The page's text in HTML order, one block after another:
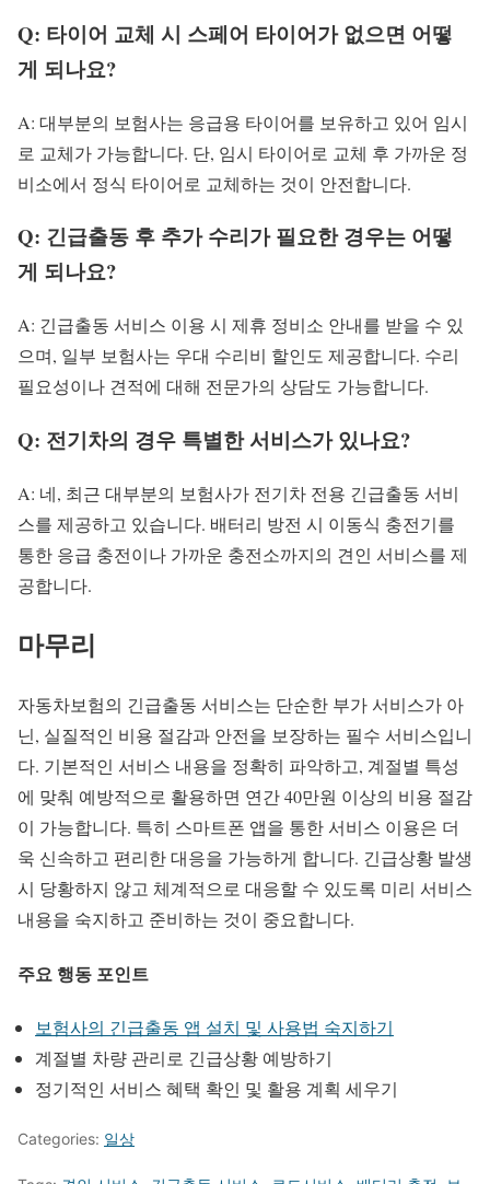
Q: 타이어 교체 시 스페어 타이어가 없으면 어떻
게 되나요?
A: 대부분의 보험사는 응급용 타이어를 보유하고 있어 임시
로 교체가 가능합니다. 단, 임시 타이어로 교체 후 가까운 정
비소에서 정식 타이어로 교체하는 것이 안전합니다.
Q: 긴급출동 후 추가 수리가 필요한 경우는 어떻
게 되나요?
A: 긴급출동 서비스 이용 시 제휴 정비소 안내를 받을 수 있
으며, 일부 보험사는 우대 수리비 할인도 제공합니다. 수리
필요성이나 견적에 대해 전문가의 상담도 가능합니다.
Q: 전기차의 경우 특별한 서비스가 있나요?
A: 네, 최근 대부분의 보험사가 전기차 전용 긴급출동 서비
스를 제공하고 있습니다. 배터리 방전 시 이동식 충전기를
통한 응급 충전이나 가까운 충전소까지의 견인 서비스를 제
공합니다.
마무리
자동차보험의 긴급출동 서비스는 단순한 부가 서비스가 아
닌, 실질적인 비용 절감과 안전을 보장하는 필수 서비스입니
다. 기본적인 서비스 내용을 정확히 파악하고, 계절별 특성
에 맞춰 예방적으로 활용하면 연간 40만원 이상의 비용 절감
이 가능합니다. 특히 스마트폰 앱을 통한 서비스 이용은 더
욱 신속하고 편리한 대응을 가능하게 합니다. 긴급상황 발생
시 당황하지 않고 체계적으로 대응할 수 있도록 미리 서비스
내용을 숙지하고 준비하는 것이 중요합니다.
주요 행동 포인트
보험사의 긴급출동 앱 설치 및 사용법 숙지하기
계절별 차량 관리로 긴급상황 예방하기
정기적인 서비스 혜택 확인 및 활용 계획 세우기
Categories: 일상